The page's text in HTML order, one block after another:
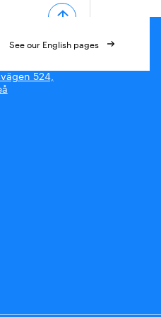
See our English pages
524,